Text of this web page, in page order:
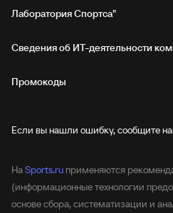
Лаборатория Спортса"
Сведения об ИТ‑деятельности
Промокоды
Если вы нашли ошибку, сообщите
НаSports.ru применяются
(информационные технологии
основе сбора, систематизации и